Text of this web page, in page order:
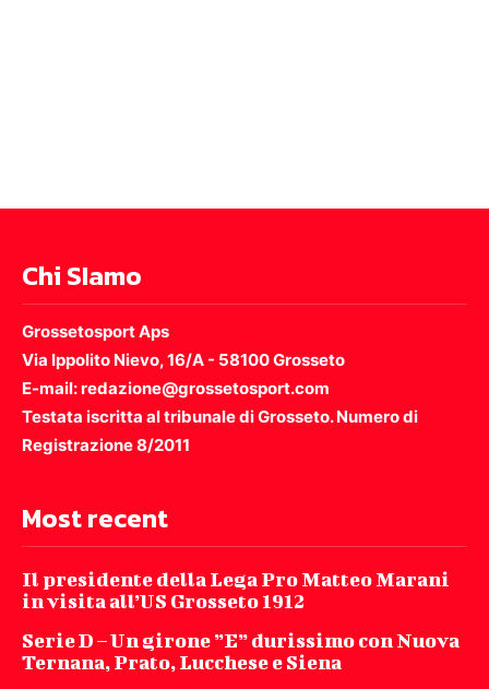
Chi SIamo
Grossetosport Aps
Via Ippolito Nievo, 16/A - 58100 Grosseto
E-mail: redazione@grossetosport.com
Testata iscritta al tribunale di Grosseto. Numero di
Registrazione 8/2011
Most recent
Il presidente della Lega Pro Matteo Marani
in visita all’US Grosseto 1912
Serie D – Un girone ”E” durissimo con Nuova
Ternana, Prato, Lucchese e Siena